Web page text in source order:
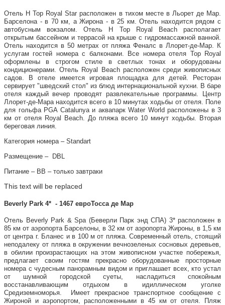
Отель H Top Royal Star расположен в тихом месте в Льорет де Мар.
Барселона - в 70 км, а Жирона - в 25 км. Отель находится рядом с
автобусным вокзалом. Отель H Top Royal Beach располагает
открытым бассейном и террасой на крыше с гидромассажной ванной.
Отель находится в 50 метрах от пляжа Феналс в Ллорет-де-Мар. К
услугам гостей номера с балконами. Все номера отеля Top Royal
оформлены в строгом стиле в светлых тонах и оборудованы
кондиционерами. Отель Royal Beach расположен среди живописных
садов. В отеле имеется игровая площадка для детей. Ресторан
сервирует "шведский стол" из блюд интернациональной кухни. В баре
отеля каждый вечер проводят развлекательные программы. Центр
Ллорет-де-Мара находится всего в 10 минутах ходьбы от отеля. Поле
для гольфа PGA Catalunya и аквапарк Water World расположены в 3
км от отеля Royal Beach. До пляжа всего 10 минут ходьбы. Вторая
береговая линия.
Категория номера – Standart
Размещение – DBL
Питание – ВВ – только завтраки
This text will be replaced
Beverly Park 4* - 1467 евроТосса де Мар
Отель Beverly Park & Spa (Беверли Парк энд СПА) 3* расположен в
85 км от аэропорта Барселоны, в 32 км от аэропорта Жироны, в 1,5 км
от центра г. Бланес и в 100 м от пляжа. Современный отель, стоящий
неподалеку от пляжа в окружении вечнозеленых сосновых деревьев,
в обилии произрастающих на этом живописном участке побережья,
предлагает своим гостям прекрасно оборудованные просторные
номера с чудесным панорамным видом и приглашает всех, кто устал
от шумной городской суеты, насладиться спокойным
восстанавливающим отдыхом в идиллическом уголке
Средиземноморья. Имеет прекрасное транспортное сообщение с
Жироной и аэропортом, расположенными в 45 км от отеля. Пляж